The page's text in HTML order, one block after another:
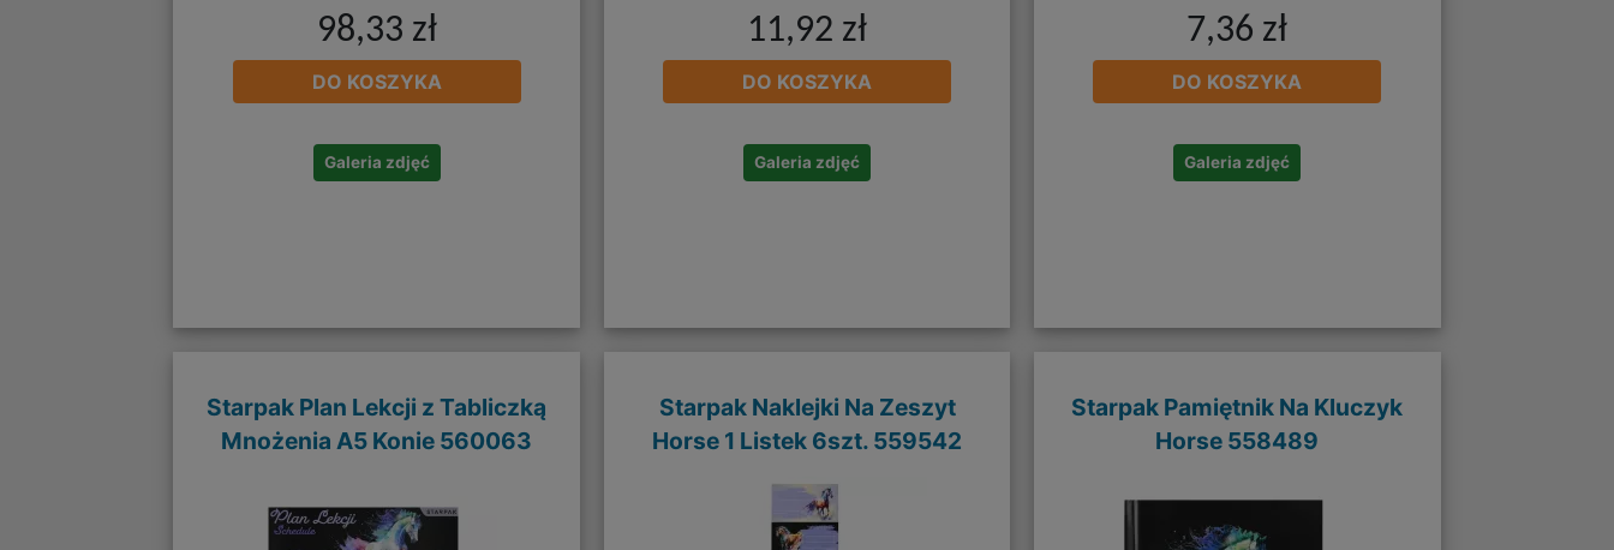
98,33 zł
DO KOSZYKA
Galeria zdjęć
11,92 zł
DO KOSZYKA
Galeria zdjęć
7,36 zł
DO KOSZYKA
Galeria zdjęć
Starpak Plan Lekcji z Tabliczką
Mnożenia A5 Konie 560063
Starpak Naklejki Na Zeszyt
Horse 1 Listek 6szt. 559542
Starpak Pamiętnik Na Kluczyk
Horse 558489